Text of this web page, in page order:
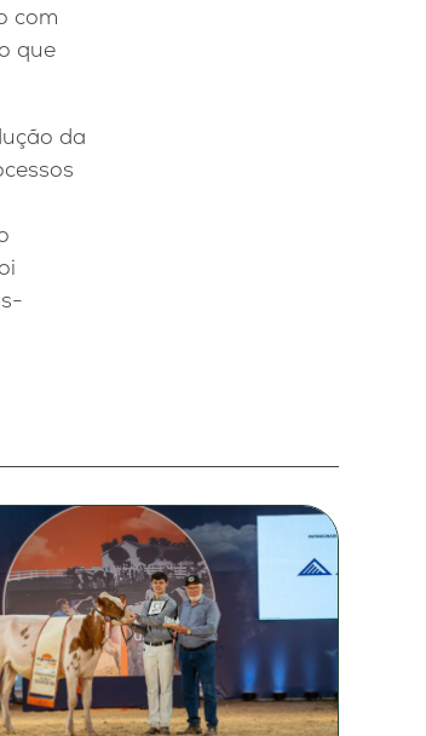
com
que
da